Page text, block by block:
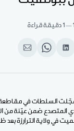
1 دقيقة قراءة
انشر
لينكد
Share
WhatsApp
انشر
الإيميل
سجّلت السلطات في
المتصدع ضمن عيّنة من
في ولاية الترارزة بعد